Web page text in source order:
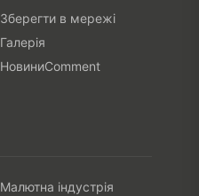
Зберегти в мережі
Галерія
НовиниComment
Малютна індустрія